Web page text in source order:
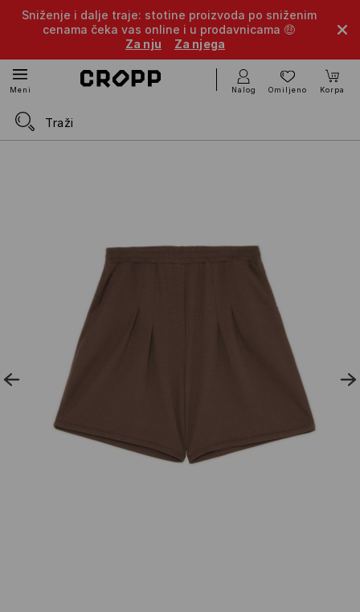
Sniženje i dalje traje: stotine proizvoda po sniženim
cenama čeka vas online i u prodavnicama 🤑
Za nju
Za njega
Meni Nalog Omiljeno Korpa